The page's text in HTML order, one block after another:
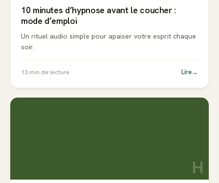
10 minutes d’hypnose avant le coucher :
mode d’emploi
Un rituel audio simple pour apaiser votre esprit chaque
soir.
13 min de lecture Lire→
H